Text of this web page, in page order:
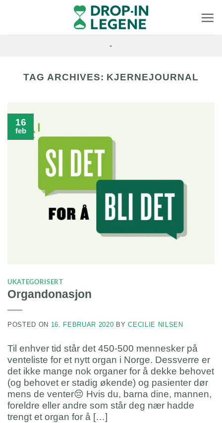
content
-
TAG ARCHIVES: KJERNEJOURNAL
16
feb
UKATEGORISERT
Organdonasjon
POSTED ON 16. FEBRUAR 2020 BYCECILIE NILSEN
Til enhver tid står det 450-500 mennesker på
venteliste for et nytt organ i Norge. Dessverre er
det ikke mange nok organer for å dekke behovet
(og behovet er stadig økende) og pasienter dør
mens de venter😔 Hvis du, barna dine, mannen,
foreldre eller andre som står deg nær hadde
trengt et organ for å […]